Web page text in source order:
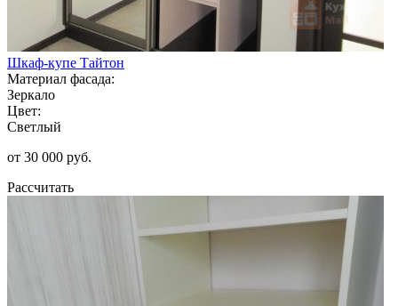
Шкаф-купе Тайтон
Материал фасада:
Зеркало
Цвет:
Светлый
от 30 000 руб.
Рассчитать